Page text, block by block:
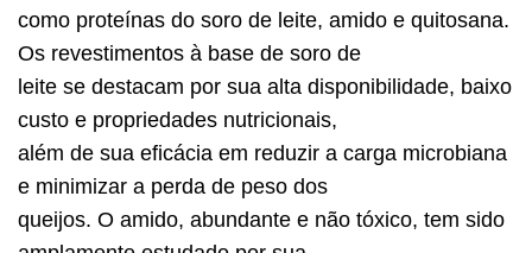
como proteínas do soro de leite, amido e quitosana.
Os revestimentos à base de soro de
leite se destacam por sua alta disponibilidade, baixo
custo e propriedades nutricionais,
além de sua eficácia em reduzir a carga microbiana
e minimizar a perda de peso dos
queijos. O amido, abundante e não tóxico, tem sido